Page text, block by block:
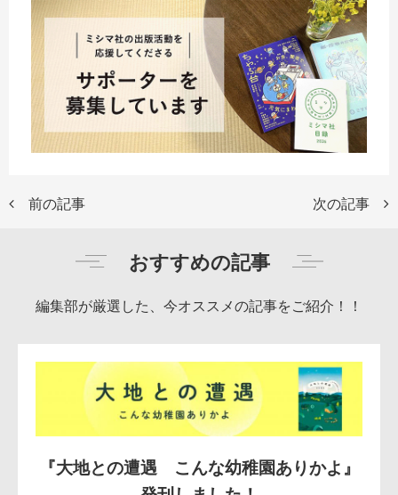
前の記事 次の記事
おすすめの記事
編集部が厳選した、今オススメの記事をご紹介！！
『大地との遭遇 こんな幼稚園ありかよ』